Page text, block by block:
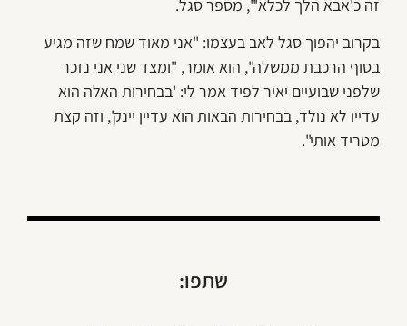
זה כ'אבא הלך לכלא'", מספר סגל.
בקרוב יהפוך סגל לאב בעצמו: "אני מאוד שמח שזה מגיע
בסוף הרכבת ממשלה", הוא אומר, "ומצד שני אני נזכר
שלפני שבועיים יאיר לפיד אמר לי: 'בבחירות האלה הוא
עדייו לא נולד, בבחירות הבאות הוא עדיין יינק', וזה קצת
מטריד אותי".
שתפו: